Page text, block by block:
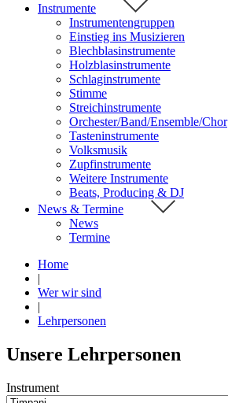
Instrumente
Instrumentengruppen
Einstieg ins Musizieren
Blechblasinstrumente
Holzblasinstrumente
Schlaginstrumente
Stimme
Streichinstrumente
Orchester/Band/Ensemble/Chor
Tasteninstrumente
Volksmusik
Zupfinstrumente
Weitere Instrumente
Beats, Producing & DJ
News & Termine
News
Termine
Home
Wer wir sind
Lehrpersonen
Unsere Lehrpersonen
Instrument